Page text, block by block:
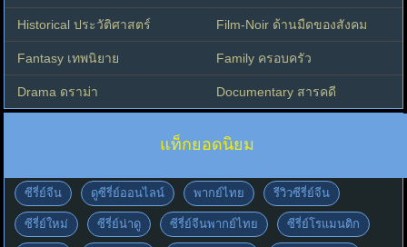
Historical ประวัติศาสตร์ Film-Noir ด้านมืดของสังคม
Fantasy เทพนิยาย Family ครอบครัว
Drama ดราม่า Documentary สารคดี
แท็กยอดนิยม
ซีรี่ย์จีน ดูซีรี่ย์ออนไลน์ พากย์ไทย รีวิวซีรี่ย์จีน
ซีรี่ย์ใหม่ ซีรี่ย์น่าดู ซีรี่ย์จีนพากย์ไทย ซีรี่ย์โรแมนติก